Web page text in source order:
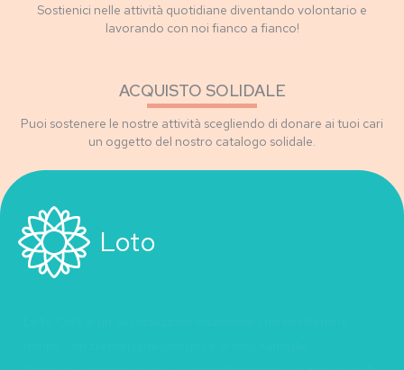
Sostienici nelle attività quotidiane diventando volontario e
lavorando con noi fianco a fianco!
ACQUISTO SOLIDALE
Puoi sostenere le nostre attività scegliendo di donare ai tuoi cari
un oggetto del nostro catalogo solidale.
Loto